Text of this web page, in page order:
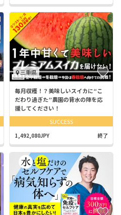
三重県
毎月収穫！？美味しいスイカに“こ
だわり過ぎた”農園の背水の陣を応
援してください！
SUCCESS
1,492,080JPY 終了